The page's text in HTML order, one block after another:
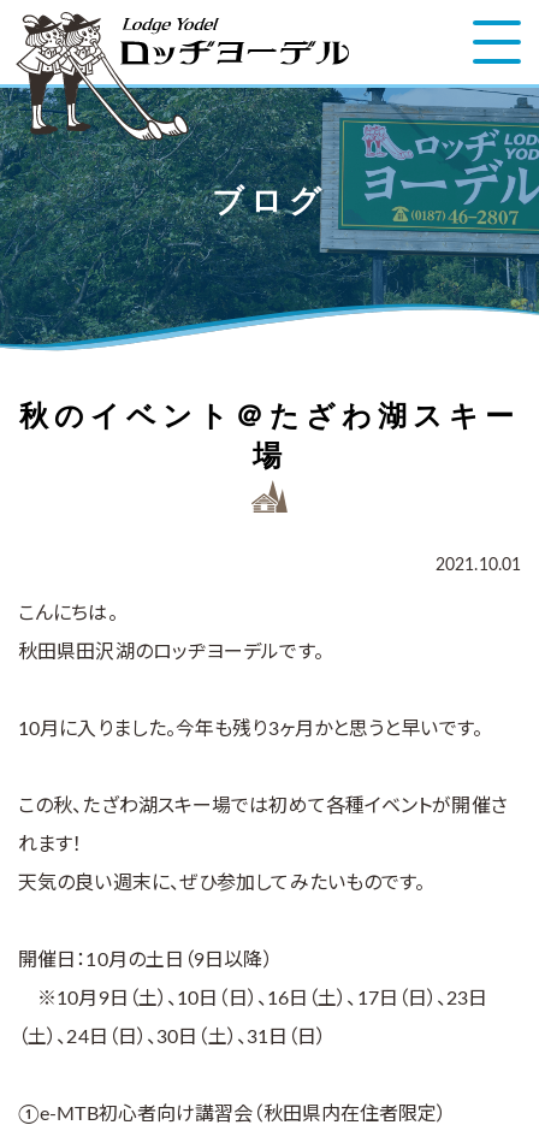
ブログ
秋のイベント＠たざわ湖スキー
場
2021.10.01
こんにちは。
秋田県田沢湖のロッヂヨーデルです。
10月に入りました。今年も残り3ヶ月かと思うと早いです。
この秋、たざわ湖スキー場では初めて各種イベントが開催さ
れます！
天気の良い週末に、ぜひ参加してみたいものです。
開催日：10月の土日（9日以降）
※10月9日（土）、10日（日）、16日（土）、17日（日）、23日
（土）、24日（日）、30日（土）、31日（日）
①e-MTB初心者向け講習会（秋田県内在住者限定）